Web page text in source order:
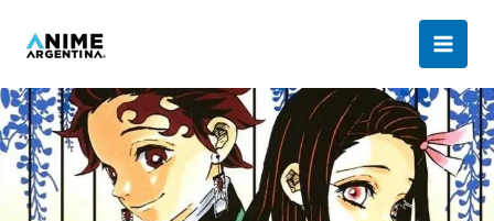
Manga:
«Demon
Slayer:
Kimetsu
no